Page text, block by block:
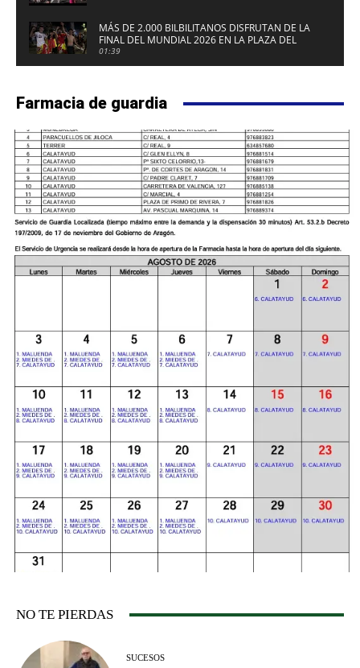
MÁS DE 2.000 BILBILITANOS DISFRUTAN DE LA
FINAL DEL MUNDIAL 2026 EN LA PLAZA DEL
FUERTE DE CALATAYUD
01:39
Farmacia de guardia
NO TE PIERDAS
SUCESOS